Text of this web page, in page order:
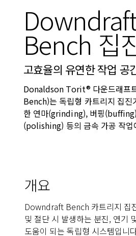
Bench 집
고효율의 유연한 작업 공
Donaldson Torit® 다운드래프
Bench)는​ 독립형 카트리지 집진
한 연마(grinding), 버핑
(polishing) 등의 금속 가공 작업
개요
Downdraft Bench 카트리지 집
및 절단 시 발생하는 분진, 연기
도움이 되는 독립형 시스템입니